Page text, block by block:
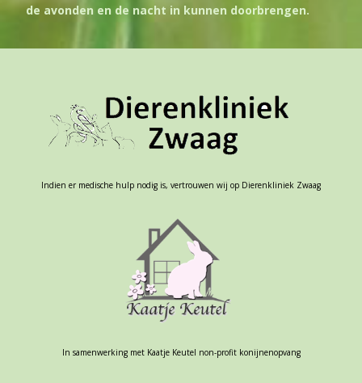
de avonden en de nacht in kunnen doorbrengen.
Indien er medische hulp nodig is, vertrouwen wij op Dierenkliniek Zwaag
In samenwerking met Kaatje Keutel non-profit konijnenopvang